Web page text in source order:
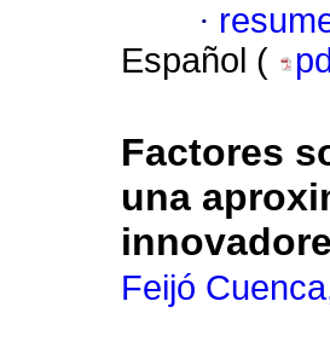
·
Español (
Factores
una
Feijó